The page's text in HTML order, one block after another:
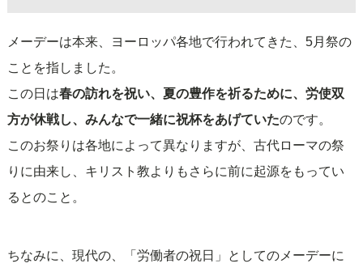
メーデーは本来、ヨーロッパ各地で行われてきた、5月祭の
ことを指しました。
この日は春の訪れを祝い、夏の豊作を祈るために、労使双
方が休戦し、みんなで一緒に祝杯をあげていたのです。
このお祭りは各地によって異なりますが、古代ローマの祭
りに由来し、キリスト教よりもさらに前に起源をもってい
るとのこと。
ちなみに、現代の、「労働者の祝日」としてのメーデーに